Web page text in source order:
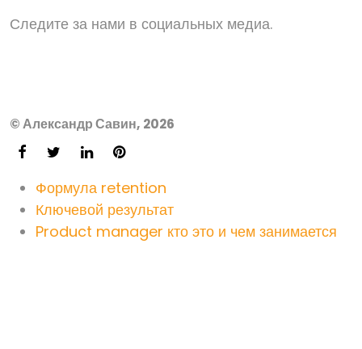
Следите за нами в социальных медиа.
© Александр Савин, 2026
Формула retention
Ключевой результат
Product manager кто это и чем занимается